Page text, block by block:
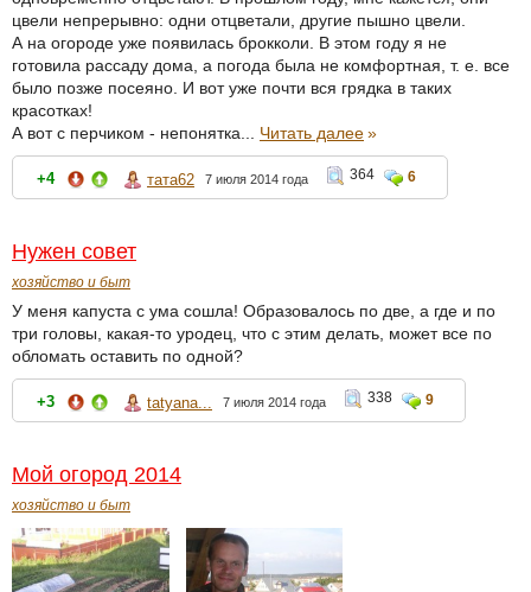
цвели непрерывно: одни отцветали, другие пышно цвели.
А на огороде уже появилась брокколи. В этом году я не
готовила рассаду дома, а погода была не комфортная, т. е. все
было позже посеяно. И вот уже почти вся грядка в таких
красотках!
А вот с перчиком - непонятка... Читать далее»
+4 тата62 7 июля 2014 года 364 6
Нужен совет
хозяйство и быт
У меня капуста с ума сошла! Образовалось по две, а где и по
три головы, какая-то уродец, что с этим делать, может все по
обломать оставить по одной?
+3 tatyana... 7 июля 2014 года 338 9
Мой огород 2014
хозяйство и быт